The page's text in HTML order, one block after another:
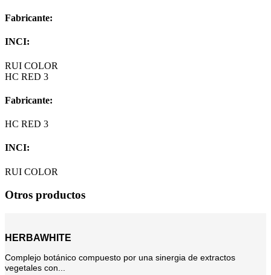
Fabricante:
INCI:
RUI COLOR
HC RED 3
Fabricante:
HC RED 3
INCI:
RUI COLOR
Otros productos
HERBAWHITE
Complejo botánico compuesto por una sinergia de extractos
vegetales con...